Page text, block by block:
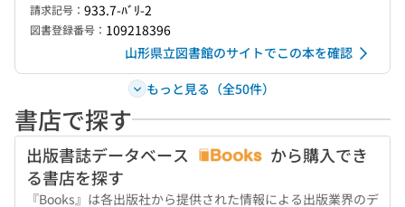
請求記号： 933.7-ﾊﾞﾘ-2
図書登録番号： 109218396
山形県立図書館のサイトでこの本を確認
もっと見る（全50件）
書店で探す
出版書誌データベース
から購入でき
る書店を探す
『Books』は各出版社から提供された情報による出版業界のデ